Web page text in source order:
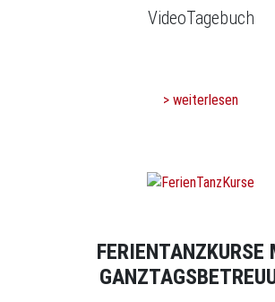
VideoTagebuch
> weiterlesen
FERIENTANZKURSE